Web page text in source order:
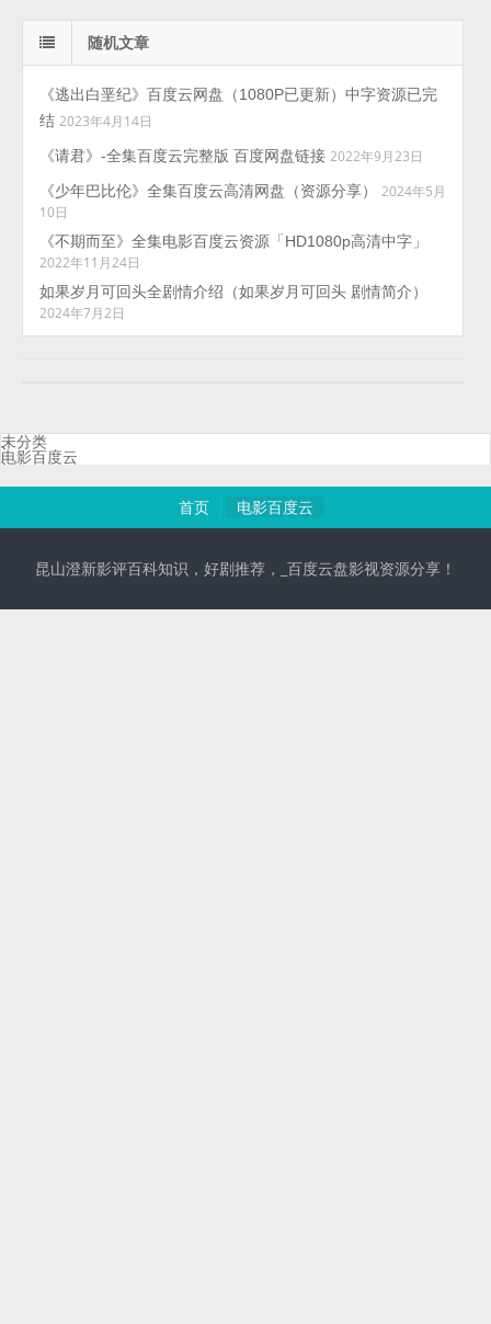
随机文章
《逃出白垩纪》百度云网盘（1080P已更新）中字资源已完
结 2023年4月14日
《请君》-全集百度云完整版 百度网盘链接 2022年9月23日
《少年巴比伦》全集百度云高清网盘（资源分享）
2024年5月
10日
《不期而至》全集电影百度云资源「HD1080p高清中字」
2022年11月24日
如果岁月可回头全剧情介绍（如果岁月可回头 剧情简介）
2024年7月2日
未分类
电影百度云
首页 电影百度云
昆山澄新影评百科知识，好剧推荐，_百度云盘影视资源分享！